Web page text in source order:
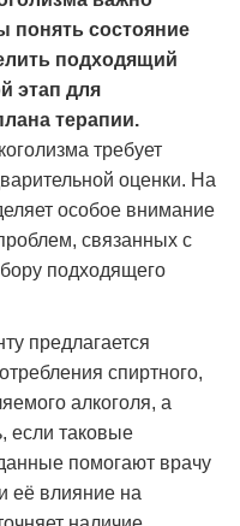
понять состояние
подходящий
этап для
терапии.
требует
оценки. На
особое внимание
связанных с
подходящего
предлагается
спиртного,
алкоголя, а
если таковые
помогают врачу
её влияние на